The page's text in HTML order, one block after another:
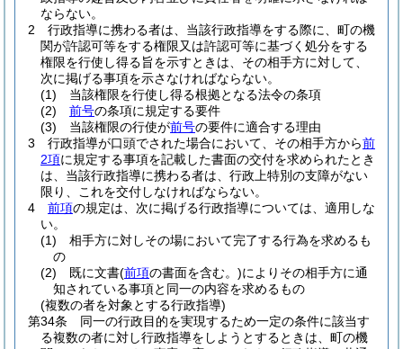
ならない。
2
行政指導に携わる者は、当該行政指導をする際に、町の機
関が許認可等をする権限又は許認可等に基づく処分をする
権限を行使し得る旨を示すときは、その相手方に対して、
次に掲げる事項を示さなければならない。
(1)
当該権限を行使し得る根拠となる法令の条項
(2)
前号の条項に規定する要件
(3)
当該権限の行使が前号の要件に適合する理由
3
行政指導が口頭でされた場合において、その相手方から前
2項に規定する事項を記載した書面の交付を求められたとき
は、当該行政指導に携わる者は、行政上特別の支障がない
限り、これを交付しなければならない。
4
前項の規定は、次に掲げる行政指導については、適用しな
い。
(1)
相手方に対しその場において完了する行為を求めるも
の
(2)
既に文書(前項の書面を含む。)によりその相手方に通
知されている事項と同一の内容を求めるもの
(複数の者を対象とする行政指導)
第34条
同一の行政目的を実現するため一定の条件に該当す
る複数の者に対し行政指導をしようとするときは、町の機